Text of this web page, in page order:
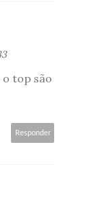
o top são
Responder